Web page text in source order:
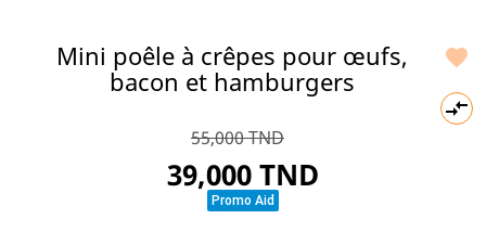


Mini poêle à crêpes pour œufs,
bacon et hamburgers
55,000 TND
39,000 TND
Promo Aid